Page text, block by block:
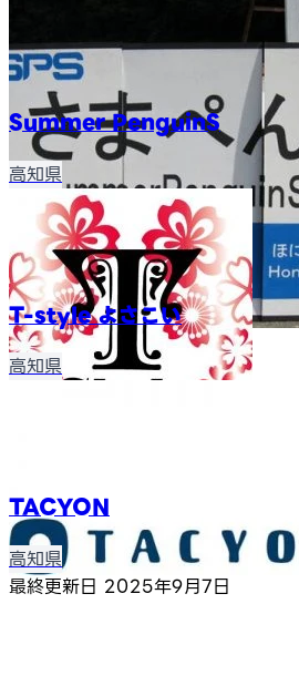
Summer PenguinS
高知県
T-style よさこい
高知県
TACYON
高知県
最終更新日 2025年9月7日